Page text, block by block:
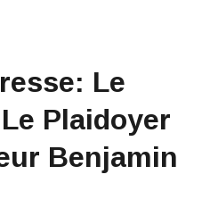
Le
Plaidoyer
Benjamin